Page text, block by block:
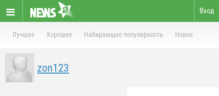
Вход
Лучшее Хорошее Набирающее популярность Новое
zon123